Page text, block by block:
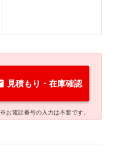
見積もり・在庫確認
※お電話番号の入力は不要です。